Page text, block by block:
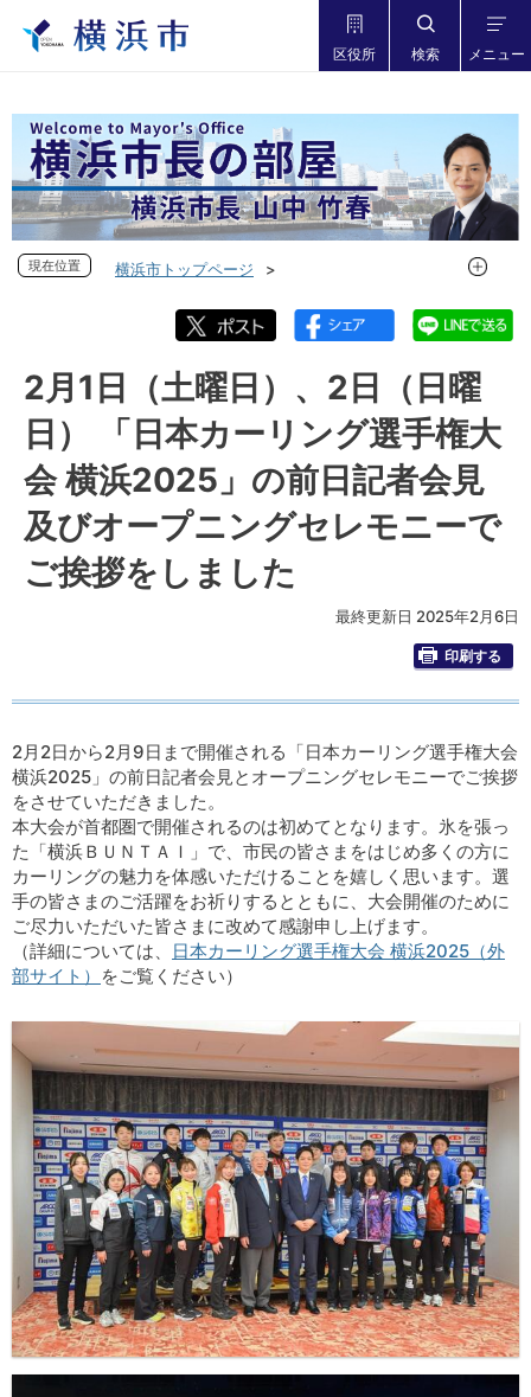
区役所 検索 メニュー
現在位置
横浜市トップページ
フォトダイアリー 2024年度
フォトダイアリー 2025年2月
2月1日（土曜日）、2日（日曜日） 「日本カーリング選手権大
会 横浜2025」の前日記者会見及びオープニングセレモニーで
ご挨拶をしました
現在位
2月1日（土曜日）、2日（日曜
日） 「日本カーリング選手権大
会 横浜2025」の前日記者会見
及びオープニングセレモニーで
ご挨拶をしました
最終更新日 2025年2月6日
印刷する
2月2日から2月9日まで開催される「日本カーリング選手権大会
横浜2025」の前日記者会見とオープニングセレモニーでご挨拶
をさせていただきました。
本大会が首都圏で開催されるのは初めてとなります。氷を張っ
た「横浜ＢＵＮＴＡＩ」で、市民の皆さまをはじめ多くの方に
カーリングの魅力を体感いただけることを嬉しく思います。選
手の皆さまのご活躍をお祈りするとともに、大会開催のために
ご尽力いただいた皆さまに改めて感謝申し上げます。
（詳細については、
日本カーリング選手権大会 横浜2025（外
部サイト） をご覧ください）